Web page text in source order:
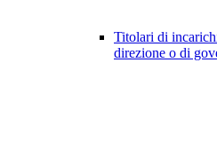
Titolari di
direzione o di